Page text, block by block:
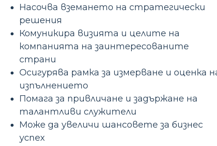
Насочва вземането на стратегически
решения
Комуникира визията и целите на
компанията на заинтересованите
страни
Осигурява рамка за измерване и оценка
изпълнението
Помага за привличане и задържане на
талантливи служители
Може да увеличи шансовете за бизнес
успех